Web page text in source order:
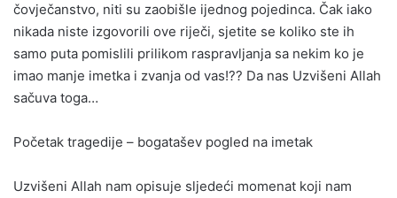
čovječanstvo, niti su zaobišle ijednog pojedinca. Čak iako
nikada niste izgovorili ove riječi, sjetite se koliko ste ih
samo puta pomislili prilikom raspravljanja sa nekim ko je
imao manje imetka i zvanja od vas!?? Da nas Uzvišeni Allah
sačuva toga…
Početak tragedije – bogatašev pogled na imetak
Uzvišeni Allah nam opisuje sljedeći momenat koji nam